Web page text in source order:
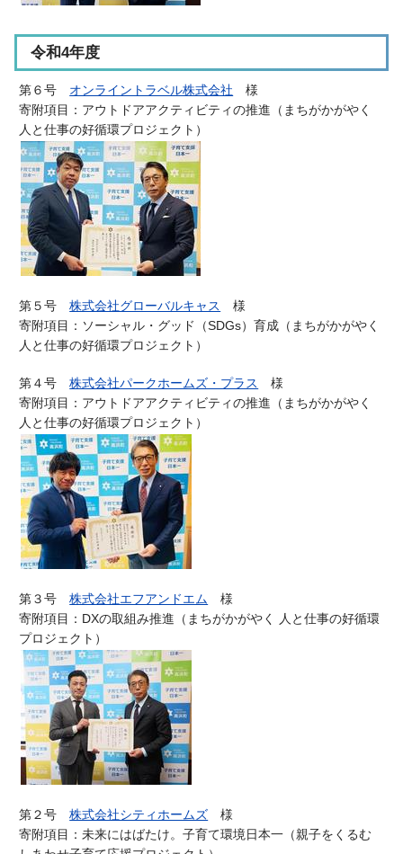
令和4年度
第６号 オンライントラベル株式会社 様
寄附項目 ：アウトドアアクティビティの推進 （ まちがかがやく
人と仕事の好循環プロジェクト）
第５号株式会社グローバルキャス
様
寄附項目： ソーシャル・グッド（SDGs）育成（まちがかがやく
人と仕事の好循環プロジェクト）
第４号株式会社パークホームズ・プラス
様
寄附項目：アウトドアアクティビティの推進 （ まちがかがやく
人と仕事の好循環プロジェクト）
第３号株式会社エフアンドエム 様
寄附項目：DXの取組み推進（ まちがかがやく 人と仕事の好循環
プロジェクト）
第２号株式会社シティホームズ 様
寄附項目：未来にはばたけ。子育て環境日本一（親子をくるむ